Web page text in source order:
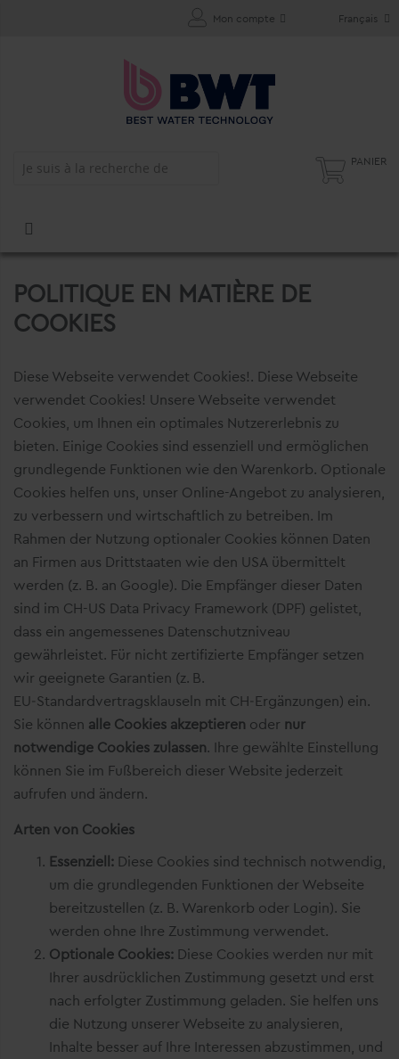
Français
Mon compte
PANIER
POLITIQUE EN MATIÈRE DE
COOKIES
Diese Webseite verwendet Cookies!. Diese Webseite
verwendet Cookies! Unsere Webseite verwendet
Cookies, um Ihnen ein optimales Nutzererlebnis zu
bieten. Einige Cookies sind essenziell und ermöglichen
grundlegende Funktionen wie den Warenkorb. Optionale
Cookies helfen uns, unser Online-Angebot zu analysieren,
zu verbessern und wirtschaftlich zu betreiben. Im
Rahmen der Nutzung optionaler Cookies können Daten
an Firmen aus Drittstaaten wie den USA übermittelt
werden (z. B. an Google). Die Empfänger dieser Daten
sind im CH-US Data Privacy Framework (DPF) gelistet,
dass ein angemessenes Datenschutzniveau
gewährleistet. Für nicht zertifizierte Empfänger setzen
wir geeignete Garantien (z. B.
EU‑Standardvertragsklauseln mit CH‑Ergänzungen) ein.
Sie können alle Cookies akzeptieren oder nur
notwendige Cookies zulassen. Ihre gewählte Einstellung
können Sie im Fußbereich dieser Website jederzeit
aufrufen und ändern.
Arten von Cookies
Essenziell: Diese Cookies sind technisch notwendig,
um die grundlegenden Funktionen der Webseite
bereitzustellen (z. B. Warenkorb oder Login). Sie
werden ohne Ihre Zustimmung verwendet.
Optionale Cookies: Diese Cookies werden nur mit
Ihrer ausdrücklichen Zustimmung gesetzt und erst
nach erfolgter Zustimmung geladen. Sie helfen uns
die Nutzung unserer Webseite zu analysieren,
Inhalte besser auf Ihre Interessen abzustimmen, und